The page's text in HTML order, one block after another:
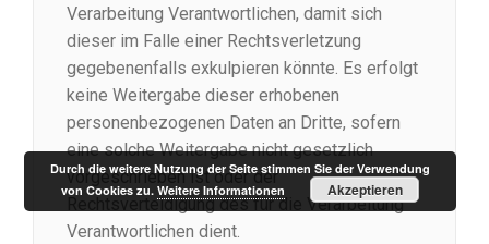
Verarbeitung Verantwortlichen, damit sich
dieser im Falle einer Rechtsverletzung
gegebenenfalls exkulpieren könnte. Es erfolgt
keine Weitergabe dieser erhobenen
personenbezogenen Daten an Dritte, sofern
eine solche Weitergabe nicht gesetzlich
vorgeschrieben ist oder der
Rechtsverteidigung des für die Verarbeitung
Verantwortlichen dient.
Durch die weitere Nutzung der Seite stimmen Sie der Verwendung
von Cookies zu.Weitere Informationen Akzeptieren